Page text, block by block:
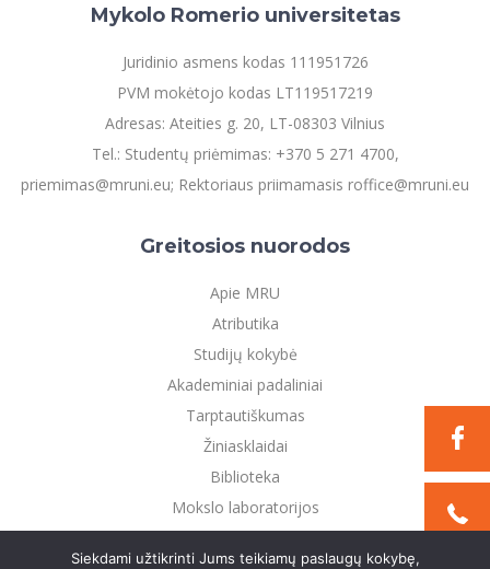
Mykolo Romerio universitetas
Juridinio asmens kodas 111951726
PVM mokėtojo kodas LT119517219
Adresas: Ateities g. 20, LT-08303 Vilnius
Tel.: Studentų priėmimas: +370 5 271 4700,
priemimas@mruni.eu; Rektoriaus priimamasis roffice@mruni.eu
Greitosios nuorodos
Apie MRU
Atributika
Studijų kokybė
Akademiniai padaliniai
Tarptautiškumas
Žiniasklaidai
Biblioteka
Mokslo laboratorijos
Privatumo politika
Siekdami užtikrinti Jums teikiamų paslaugų kokybę,